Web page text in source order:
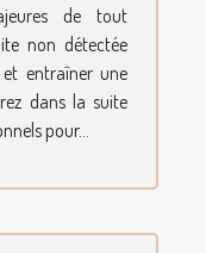
de tout
non détectée
entraîner une
dans la suite
pour...